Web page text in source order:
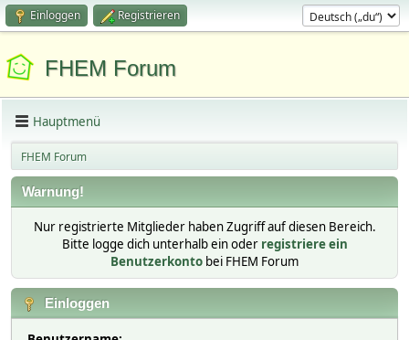
Einloggen Registrieren
FHEM Forum
Hauptmenü
FHEM Forum
Warnung!
Nur registrierte Mitglieder haben Zugriff auf diesen Bereich.
Bitte logge dich unterhalb ein oder registriere ein
Benutzerkonto bei FHEM Forum
Einloggen